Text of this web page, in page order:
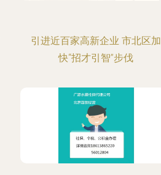
引进近百家高新企业 市北区加
快“招才引智”步伐